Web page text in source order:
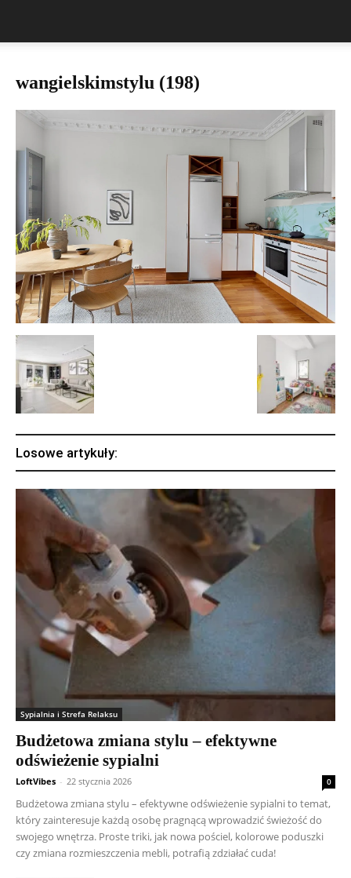
wangielskimstylu (198)
Losowe artykuły:
Sypialnia i Strefa Relaksu
Budżetowa zmiana stylu – efektywne
odświeżenie sypialni
LoftVibes - 22 stycznia 2026 0
Budżetowa zmiana stylu – efektywne odświeżenie sypialni to temat,
który zainteresuje każdą osobę pragnącą wprowadzić świeżość do
swojego wnętrza. Proste triki, jak nowa pościel, kolorowe poduszki
czy zmiana rozmieszczenia mebli, potrafią zdziałać cuda!